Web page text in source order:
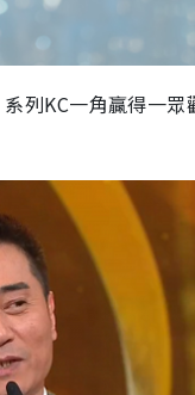
列KC一角贏得一